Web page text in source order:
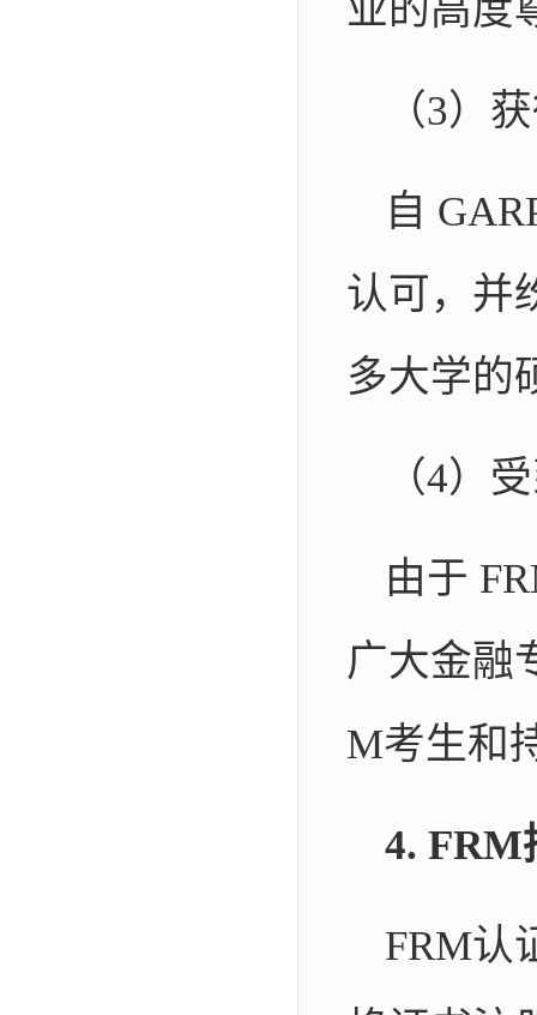
业的高度
（3）
自
认可，并
多大学的
（4）
由于
广大金融
M考生和
4. FRM
FRM认